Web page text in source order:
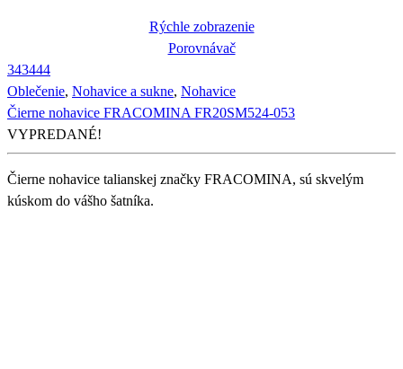
Rýchle zobrazenie
Porovnávač
343444
Oblečenie, Nohavice a sukne, Nohavice
Čierne nohavice FRACOMINA FR20SM524-053
VYPREDANÉ!
Čierne nohavice talianskej značky FRACOMINA, sú skvelým
kúskom do vášho šatníka.